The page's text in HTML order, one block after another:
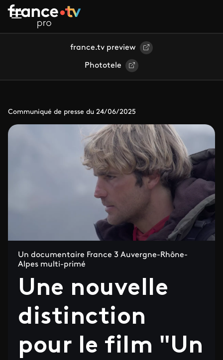
Aller au contenu principal
france.tv preview
Phototele
Communiqué de presse du 24/06/2025
Un documentaire France 3 Auvergne-Rhône-
Alpes multi-primé
Une nouvelle
distinction
pour le film "Un